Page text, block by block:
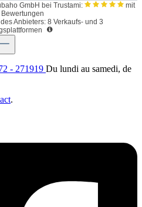
GmbH bei Trustami:
mit
Bewertungen
Anbieters: 8 Verkaufs- und 3
- 271919 Du lundi au samedi, de
.